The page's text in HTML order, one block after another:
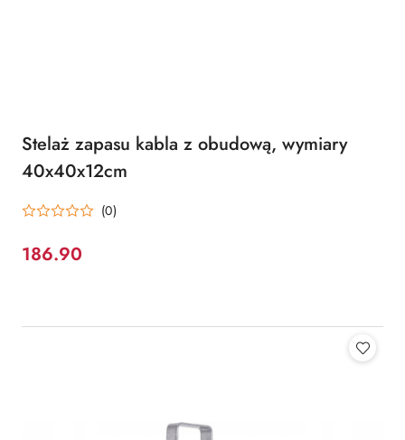
Stelaż zapasu kabla z obudową, wymiary
40x40x12cm
(0)
Cena:
186.90